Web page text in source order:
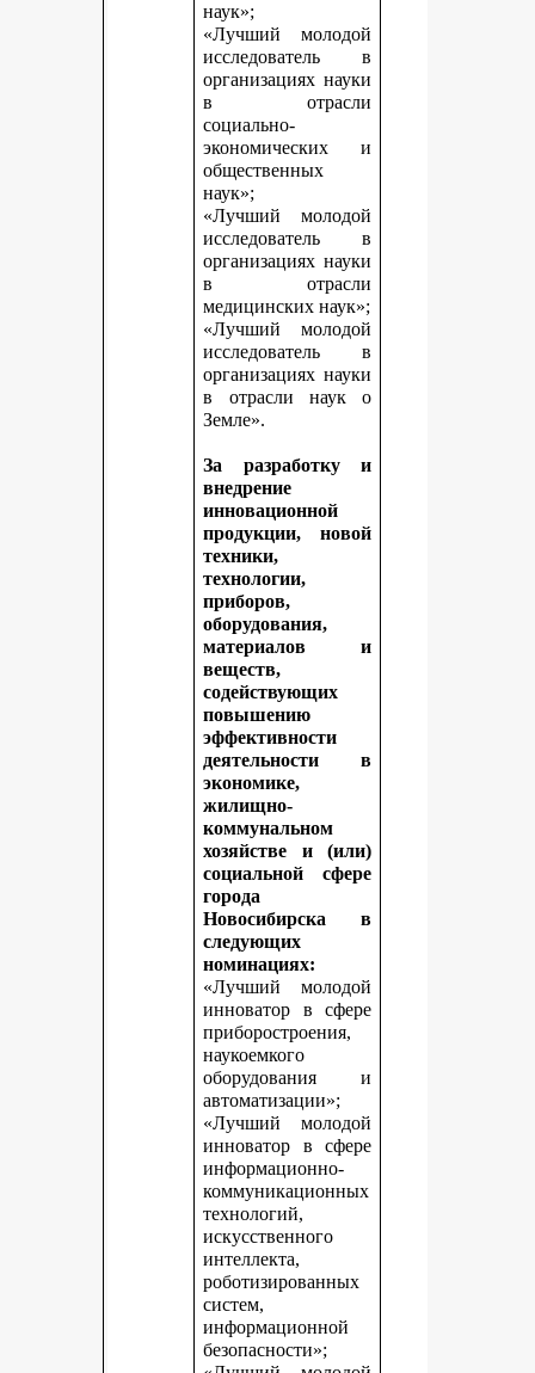
наук»;
«Лучший молодой
исследователь в
организациях науки
в отрасли
социально-
экономических и
общественных
наук»;
«Лучший молодой
исследователь в
организациях науки
в отрасли
медицинских наук»;
«Лучший молодой
исследователь в
организациях науки
в отрасли наук о
Земле».
За разработку и
внедрение
инновационной
продукции, новой
техники,
технологии,
приборов,
оборудования,
материалов и
веществ,
содействующих
повышению
эффективности
деятельности в
экономике,
жилищно-
коммунальном
хозяйстве и (или)
социальной сфере
города
Новосибирска в
следующих
номинациях:
«Лучший молодой
инноватор в сфере
приборостроения,
наукоемкого
оборудования и
автоматизации»;
«Лучший молодой
инноватор в сфере
информационно-
коммуникационных
технологий,
искусственного
интеллекта,
роботизированных
систем,
информационной
безопасности»;